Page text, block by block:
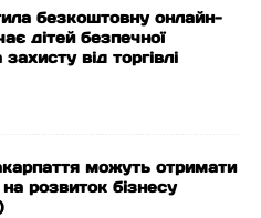
безкоштовну онлайн-
дітей безпечної
від торгівлі
можуть отримати
розвиток бізнесу